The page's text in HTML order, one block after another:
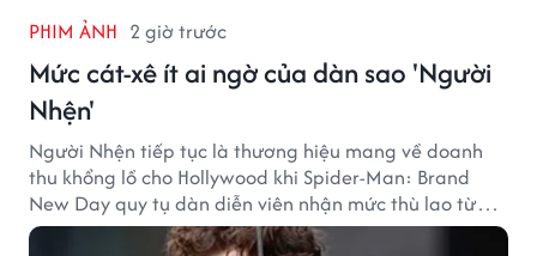
PHIM ẢNH 2 giờ trước
Mức cát-xê ít ai ngờ của dàn sao 'Người
Nhện'
Người Nhện tiếp tục là thương hiệu mang về doanh
thu khổng lồ cho Hollywood khi Spider-Man: Brand
New Day quy tụ dàn diễn viên nhận mức thù lao từ
hàng chục đến hàng trăm tỷ đồng. Thành công phòng